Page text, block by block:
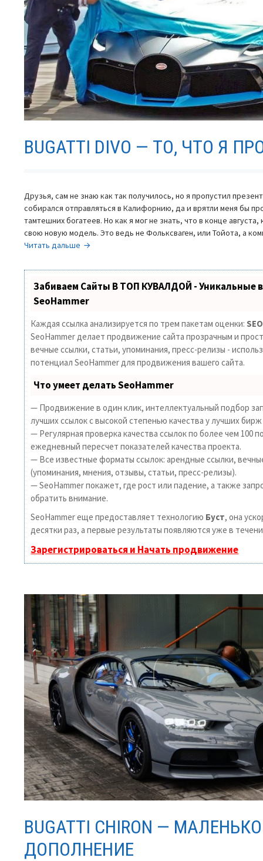
BUGATTI DIVO — ТО, ЧТО Я
Друзья, сам не знаю как так получилось, но я пропустил
собирался отправляться в Калифорнию, да и врятли меня бы
тамтешних богатеев. Но как я мог не знать, что в конце
свою новую модель. Это ведь не Фольксваген, или Тойота, а
Читать дальше Bugatti
—
то,
я
Забиваем Сайты В ТОП КУВАЛДОЙ - Уникальные
SeoHammer
Каждая ссылка анализируется по трем пакетам оценки:
SeoHammer делает продвижение сайта прозрачным и
вечные ссылки, статьи, упоминания, пресс-релизы -
потенциал SeoHammer для продвижения вашего сайта.
Что умеет делать SeoHammer
— Продвижение в один клик, интеллектуальный подбор
лучших ссылок с высокой степенью качества у лучших
— Регулярная проверка качества ссылок по более чем 100
ежедневный пересчет показателей качества проекта.
— Все известные форматы ссылок: арендные ссылки,
(упоминания, мнения, отзывы, статьи, пресс-релизы).
— SeoHammer покажет, где рост или падение, а также
обратить внимание.
SeoHammer еще предоставляет технологию Буст, она
десятки раз, а первые результаты появляются уже в
Зарегистрироваться и Начать продвижение
BUGATTI CHIRON —
ДОПОЛНЕНИЕ